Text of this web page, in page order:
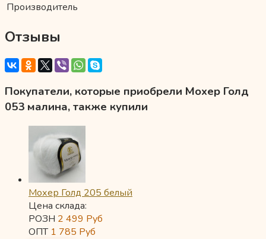
Производитель
Отзывы
Покупатели, которые приобрели Мохер Голд
053 малина, также купили
Мохер Голд 205 белый
Цена склада:
РОЗН 2 499 Руб
ОПТ 1 785 Руб